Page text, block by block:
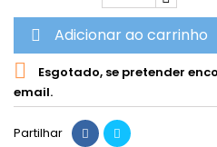
 Adicionar ao carrinho

Esgotado, se pretender
email.
Partilhar